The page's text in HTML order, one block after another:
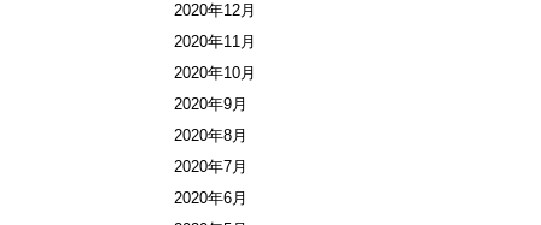
2020年12月
2020年11月
2020年10月
2020年9月
2020年8月
2020年7月
2020年6月